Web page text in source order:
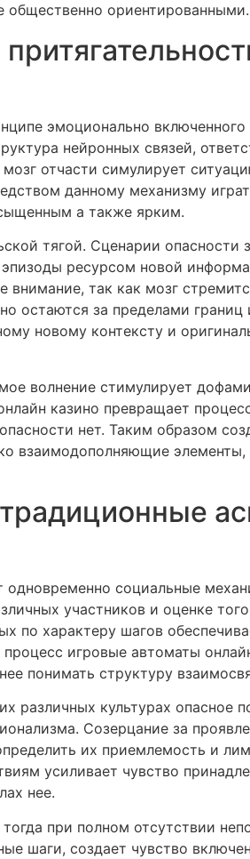
общественно ориентированными.
эмоционально
нейронных связей,
отчасти симулирует
данному механизму
а также ярким.
тягой. Сценарии опасности
ресурсом новой
так как мозг
остаются за пределами границ
новому контексту и
волнение стимулирует
казино превращает
нет. Таким образом
взаимодополняющие
социальные
участников и оценке
характеру шагов
игровые автоматы
понимать структуру
культурах опасное
Созерцание за
их приемлемость и
усиливает чувство
нее.
при полном отсутствии
шаги, создает чувство